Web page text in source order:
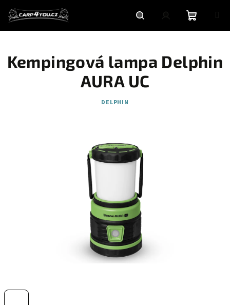
obsah
HledatPřihlášeníNákupní
košík
Kempingová lampa Delphin
AURA UC
DELPHIN